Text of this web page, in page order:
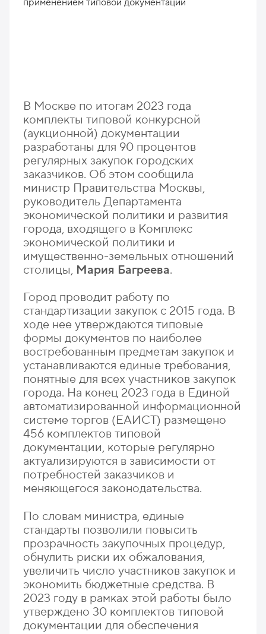
В Москве по итогам 2023 года
комплекты типовой конкурсной
(аукционной) документации
разработаны для 90 процентов
регулярных закупок городских
заказчиков. Об этом сообщила
министр Правительства Москвы,
руководитель Департамента
экономической политики и развития
города, входящего в Комплекс
экономической политики и
имущественно-земельных отношений
столицы, Мария Багреева.
Город проводит работу по
стандартизации закупок с 2015 года. В
ходе нее утверждаются типовые
формы документов по наиболее
востребованным предметам закупок и
устанавливаются единые требования,
понятные для всех участников закупок
города. На конец 2023 года в Единой
автоматизированной информационной
системе торгов (ЕАИСТ) размещено
456 комплектов типовой
документации, которые регулярно
актуализируются в зависимости от
потребностей заказчиков и
меняющегося законодательства.
По словам министра, единые
стандарты позволили повысить
прозрачность закупочных процедур,
обнулить риски их обжалования,
увеличить число участников закупок и
экономить бюджетные средства. В
2023 году в рамках этой работы было
утверждено 30 комплектов типовой
документации для обеспечения